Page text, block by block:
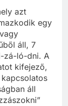
azt
egy
áll, 7
zá-ló-dni. A
kifejező,
áll